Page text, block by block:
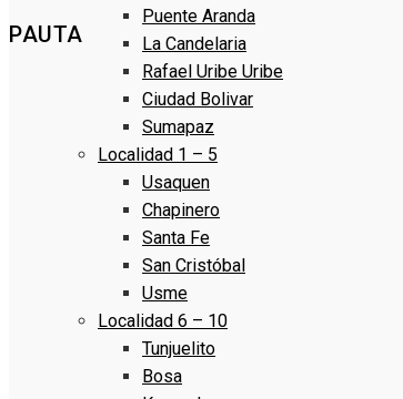
Puente Aranda
La Candelaria
Rafael Uribe Uribe
Ciudad Bolivar
Sumapaz
Localidad 1 – 5
Usaquen
Chapinero
Santa Fe
San Cristóbal
Usme
Localidad 6 – 10
Tunjuelito
Bosa
PAUTA